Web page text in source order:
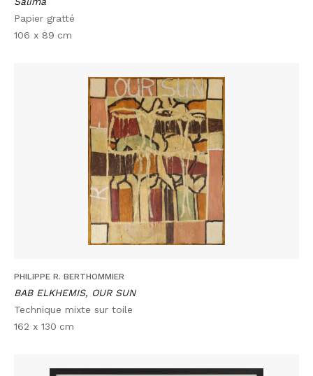
Papier gratté
106 x 89 cm
PHILIPPE R. BERTHOMMIER
BAB ELKHEMIS, OUR SUN
Technique mixte sur toile
162 x 130 cm